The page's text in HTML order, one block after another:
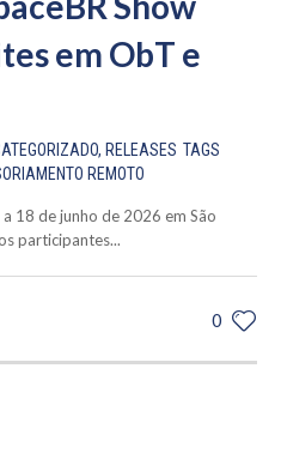
em ObT e
, RELEASES TAGS
REMOTO
18 de junho de 2026 em São
participantes...
0